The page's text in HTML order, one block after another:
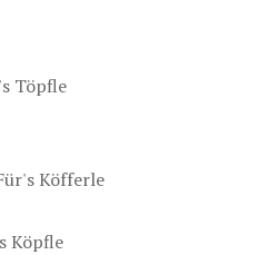
Töpfle
Köfferle
Köpfle